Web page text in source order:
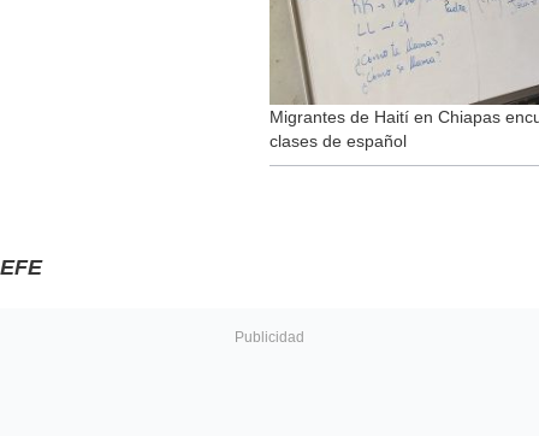
Migrantes de Haití en Chiapas
clases de español
EFE